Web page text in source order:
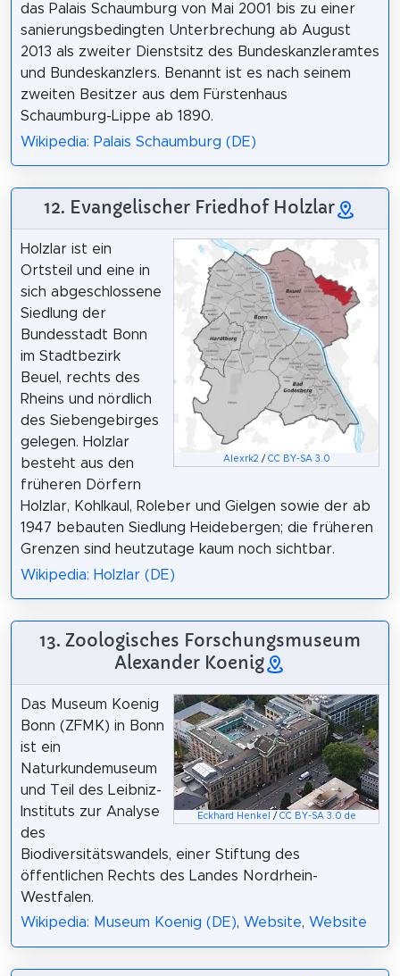
das Palais Schaumburg von Mai 2001 bis zu einer
sanierungsbedingten Unterbrechung ab August
2013 als zweiter Dienstsitz des Bundeskanzleramtes
und Bundeskanzlers. Benannt ist es nach seinem
zweiten Besitzer aus dem Fürstenhaus
Schaumburg-Lippe ab 1890.
Wikipedia: Palais Schaumburg (DE)
12. Evangelischer Friedhof Holzlar
Alexrk2 / CC BY-SA 3.0
Holzlar ist ein
Ortsteil und eine in
sich abgeschlossene
Siedlung der
Bundesstadt Bonn
im Stadtbezirk
Beuel, rechts des
Rheins und nördlich
des Siebengebirges
gelegen. Holzlar
besteht aus den
früheren Dörfern
Holzlar, Kohlkaul, Roleber und Gielgen sowie der ab
1947 bebauten Siedlung Heidebergen; die früheren
Grenzen sind heutzutage kaum noch sichtbar.
Wikipedia: Holzlar (DE)
13. Zoologisches Forschungsmuseum
Alexander Koenig
Eckhard Henkel / CC BY-SA 3.0 de
Das Museum Koenig
Bonn (ZFMK) in Bonn
ist ein
Naturkundemuseum
und Teil des Leibniz-
Instituts zur Analyse
des
Biodiversitätswandels, einer Stiftung des
öffentlichen Rechts des Landes Nordrhein-
Westfalen.
Wikipedia: Museum Koenig (DE), Website, Website